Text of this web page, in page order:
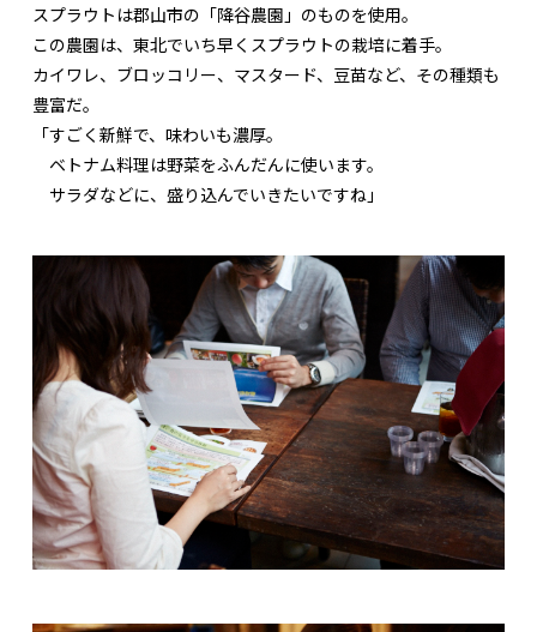
スプラウトは郡山市の「降谷農園」のものを使用。
この農園は、東北でいち早くスプラウトの栽培に着手。
カイワレ、ブロッコリー、マスタード、豆苗など、その種類も
豊富だ。
「すごく新鮮で、味わいも濃厚。
ベトナム料理は野菜をふんだんに使います。
サラダなどに、盛り込んでいきたいですね」